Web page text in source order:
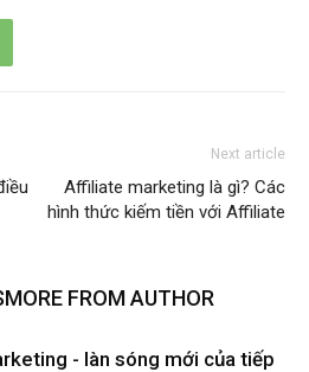
Next article
Affiliate marketing là gì? Các
hình thức kiếm tiền với Affiliate
MORE FROM AUTHOR
- làn sóng mới của tiếp